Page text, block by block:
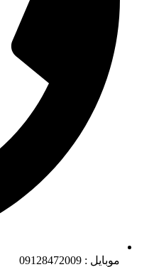
موبایل : 09128472009